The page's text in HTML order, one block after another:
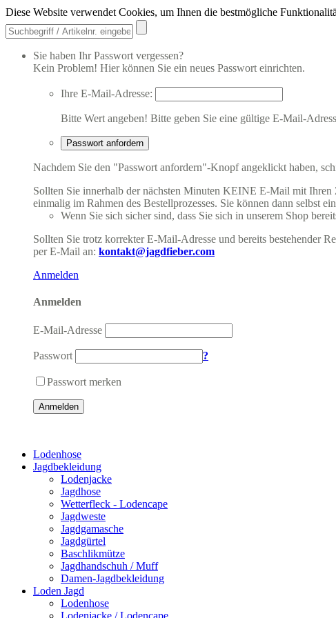
Diese Website verwendet Cookies, um Ihnen die bestmögliche
Sie haben Ihr Passwort vergessen?
Kein Problem! Hier können Sie ein neues Passwort einrichten.
Ihre E-Mail-Adresse:
Bitte Wert angeben! Bitte geben Sie eine gültige E-Mail-
Passwort anfordern
Nachdem Sie den "Passwort anfordern"-Knopf angeklickt haben,
Sollten Sie innerhalb der nächsten Minuten KEINE E-Mail mit Ihren
einmalig im Rahmen des Bestellprozesses. Sie können dann selbst
Wenn Sie sich sicher sind, dass Sie sich in unserem Shop
Sollten Sie trotz korrekter E-Mail-Adresse und bereits bestehender
per E-Mail an: kontakt@jagdfieber.com
Anmelden
Anmelden
E-Mail-Adresse
Passwort ?
Passwort merken
Anmelden
Lodenhose
Jagdbekleidung
Lodenjacke
Jagdhose
Wetterfleck - Lodencape
Jagdweste
Jagdgamasche
Jagdgürtel
Baschlikmütze
Jagdhandschuh / Muff
Damen-Jagdbekleidung
Loden Jagd
Lodenhose
Lodenjacke / Lodencape